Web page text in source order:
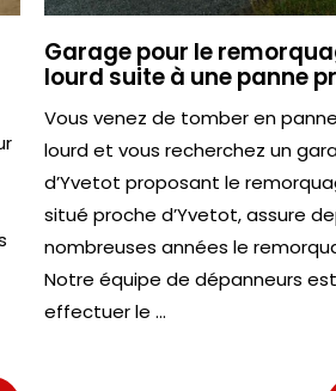
Garage pour le
lourd suite à une panne
Vous venez de tomber en
lourd et vous recherchez un
d’Yvetot proposant le
situé proche d’Yvetot, assure
nombreuses années le
Notre équipe de dépanneurs
effectuer le ...